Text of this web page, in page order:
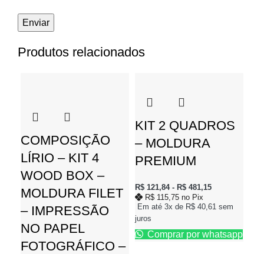
Produtos relacionados
COMPOSIÇÃO
LÍRIO – KIT 4
WOOD BOX –
MOLDURA FILET
– IMPRESSÃO
NO PAPEL
FOTOGRÁFICO –
KIT 2 QUADROS
– MOLDURA
PREMIUM
R$ 121,84 - R$ 481,15
Em até 3x de R$ 40,61 sem
juros
R$ 115,75 no Pix
Comprar por whatsapp